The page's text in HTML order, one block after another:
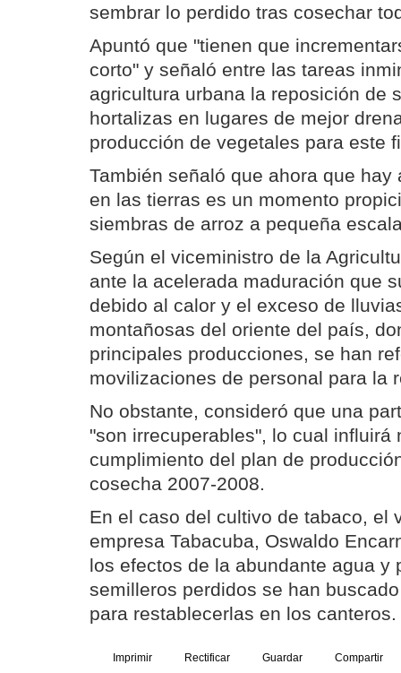
sembrar lo perdido tras cosechar
Apuntó que "tienen que
corto" y señaló entre las tareas
agricultura urbana la reposición de
hortalizas en lugares de mejor
producción de vegetales para este
También señaló que ahora que hay
en las tierras es un momento
siembras de arroz a pequeña
Según el viceministro de la
ante la acelerada maduración que
debido al calor y el exceso de
montañosas del oriente del país,
principales producciones, se han
movilizaciones de personal para la
No obstante, consideró que una
"son irrecuperables", lo cual influirá
cumplimiento del plan de
cosecha 2007-2008.
En el caso del cultivo de tabaco, el
empresa Tabacuba, Oswaldo
los efectos de la abundante agua y
semilleros perdidos se han
para restablecerlas en los canteros.
Imprimir Rectificar Guardar Compartir